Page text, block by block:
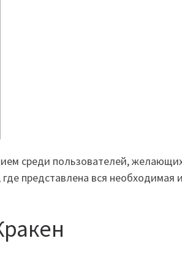
среди пользователей,
где представлена вся необходимая